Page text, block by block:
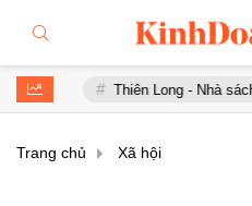
Thiên Long - Nhà sách Phương
Trang chủ Xã hội